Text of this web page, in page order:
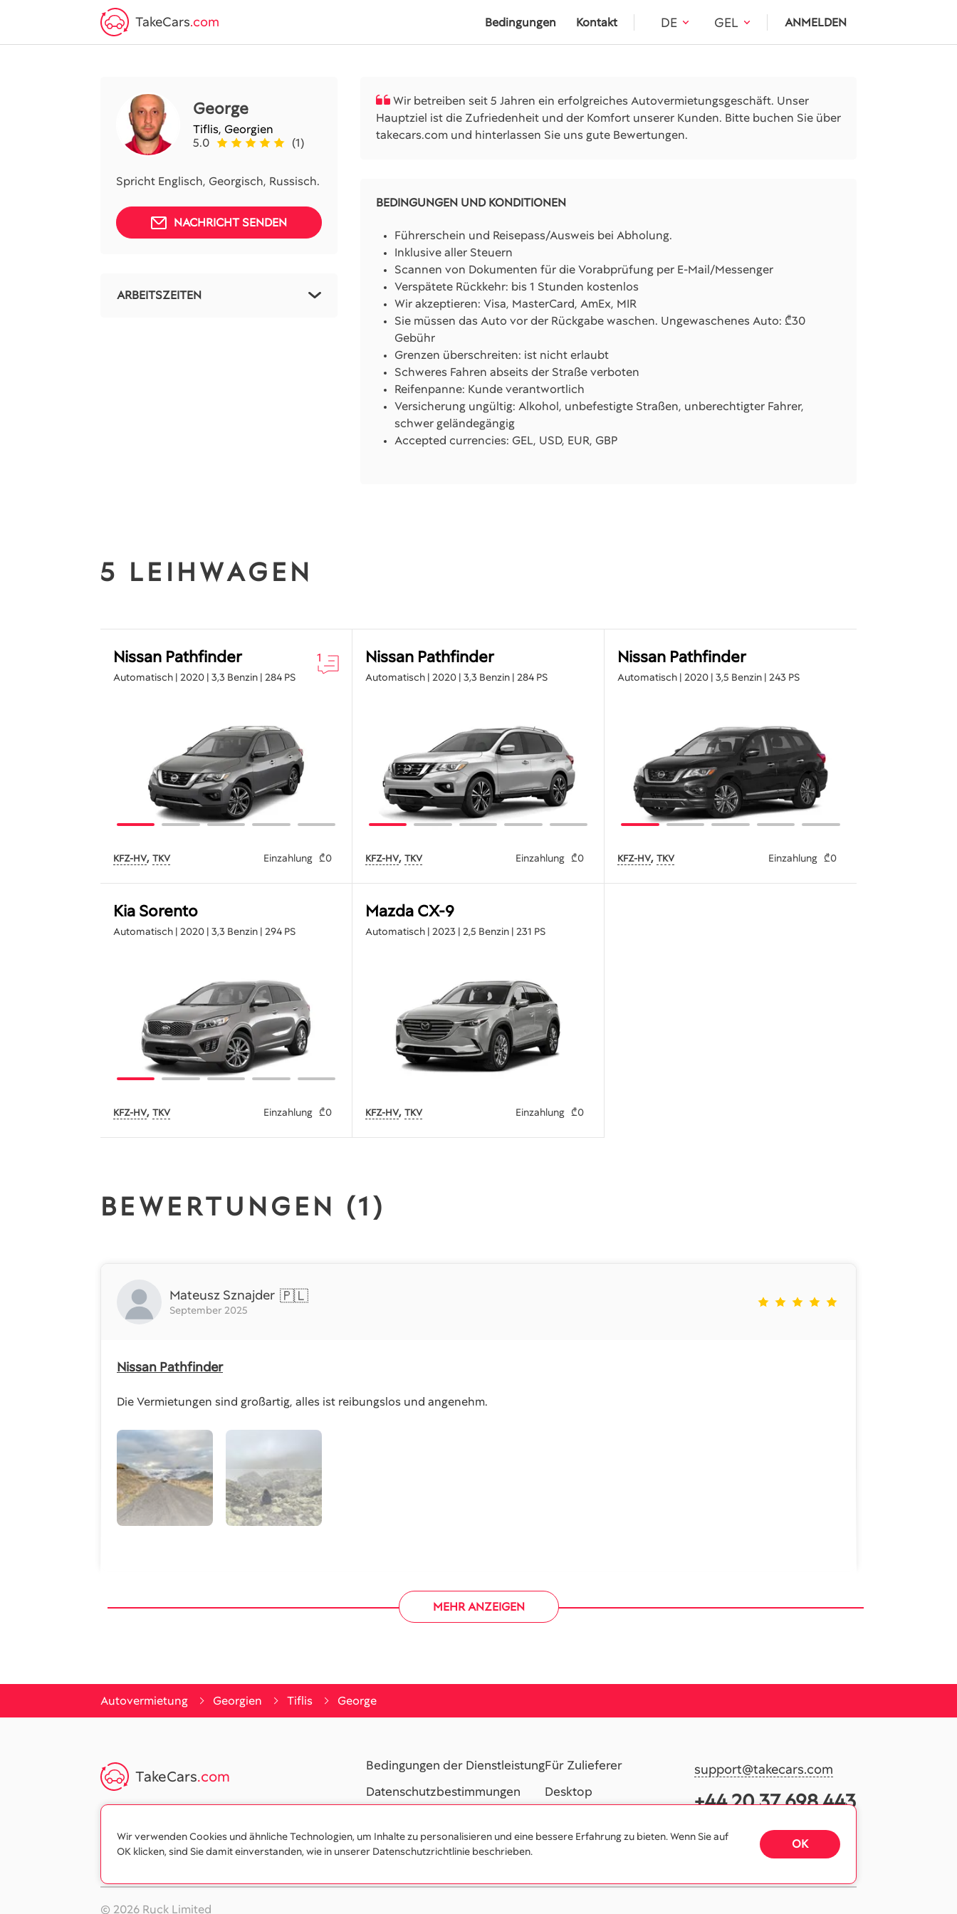
TakeCars.com Bedingungen Kontakt DE GEL ANMELDEN
George
Tiflis, Georgien
5.0
(1)
Spricht Englisch, Georgisch, Russisch.
NACHRICHT SENDEN
ARBEITSZEITEN
Wir betreiben seit 5 Jahren ein erfolgreiches Autovermietungsgeschäft. Unser
Hauptziel ist die Zufriedenheit und der Komfort unserer Kunden. Bitte buchen Sie über
takecars.com und hinterlassen Sie uns gute Bewertungen.
BEDINGUNGEN UND KONDITIONEN
Führerschein und Reisepass/Ausweis bei Abholung.
Inklusive aller Steuern
Scannen von Dokumenten für die Vorabprüfung per E-Mail/Messenger
Verspätete Rückkehr: bis 1 Stunden kostenlos
Wir akzeptieren: Visa, MasterCard, AmEx, MIR
Sie müssen das Auto vor der Rückgabe waschen. Ungewaschenes Auto: ₾30
Gebühr
Grenzen überschreiten: ist nicht erlaubt
Schweres Fahren abseits der Straße verboten
Reifenpanne: Kunde verantwortlich
Versicherung ungültig: Alkohol, unbefestigte Straßen, unberechtigter Fahrer,
schwer geländegängig
Accepted currencies: GEL, USD, EUR, GBP
5 LEIHWAGEN
Nissan Pathfinder
Automatisch | 2020 | 3,3 Benzin | 284 PS
1
KFZ-HV, TKV Einzahlung ₾0
Nissan Pathfinder
Automatisch | 2020 | 3,3 Benzin | 284 PS
KFZ-HV, TKV Einzahlung ₾0
Nissan Pathfinder
Automatisch | 2020 | 3,5 Benzin | 243 PS
KFZ-HV, TKV Einzahlung ₾0
Kia Sorento
Automatisch | 2020 | 3,3 Benzin | 294 PS
KFZ-HV, TKV Einzahlung ₾0
Mazda CX-9
Automatisch | 2023 | 2,5 Benzin | 231 PS
KFZ-HV, TKV Einzahlung ₾0
BEWERTUNGEN (1)
Mateusz Sznajder 🇵🇱
September 2025
Nissan Pathfinder
Die Vermietungen sind großartig, alles ist reibungslos und angenehm.
MEHR ANZEIGEN
Autovermietung Georgien Tiflis George
TakeCars.com
Bedingungen der Dienstleistung
Datenschutzbestimmungen
Partnerprogramm
Für Zulieferer
Desktop
support@takecars.com
+44 20 37 698 443
© 2026 Ruck Limited
Wir verwenden Cookies und ähnliche Technologien, um Inhalte zu personalisieren und eine bessere Erfahrung zu bieten. Wenn Sie auf
OK klicken, sind Sie damit einverstanden, wie in unserer Datenschutzrichtlinie beschrieben.
OK